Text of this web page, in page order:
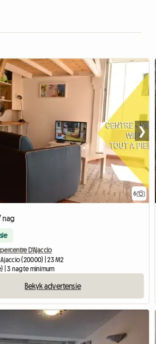
6
❯
nag
D'Ajaccio
(20000) | 23 M2
| 3 nagte minimum
Bekyk advertensie